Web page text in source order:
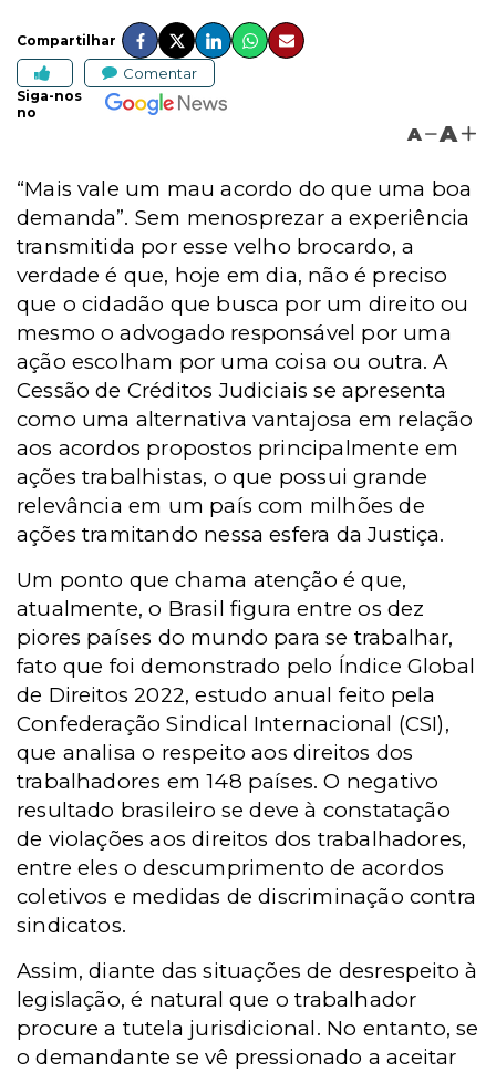
Compartilhar
Comentar
Siga-nos
no
A A
“Mais vale um mau acordo do que uma boa
demanda”. Sem menosprezar a experiência
transmitida por esse velho brocardo, a
verdade é que, hoje em dia, não é preciso
que o cidadão que busca por um direito ou
mesmo o advogado responsável por uma
ação escolham por uma coisa ou outra. A
Cessão de Créditos Judiciais se apresenta
como uma alternativa vantajosa em relação
aos acordos propostos principalmente em
ações trabalhistas, o que possui grande
relevância em um país com milhões de
ações tramitando nessa esfera da Justiça.
Um ponto que chama atenção é que,
atualmente, o Brasil figura entre os dez
piores países do mundo para se trabalhar,
fato que foi demonstrado pelo Índice Global
de Direitos 2022, estudo anual feito pela
Confederação Sindical Internacional (CSI),
que analisa o respeito aos direitos dos
trabalhadores em 148 países. O negativo
resultado brasileiro se deve à constatação
de violações aos direitos dos trabalhadores,
entre eles o descumprimento de acordos
coletivos e medidas de discriminação contra
sindicatos.
Assim, diante das situações de desrespeito à
legislação, é natural que o trabalhador
procure a tutela jurisdicional. No entanto, se
o demandante se vê pressionado a aceitar